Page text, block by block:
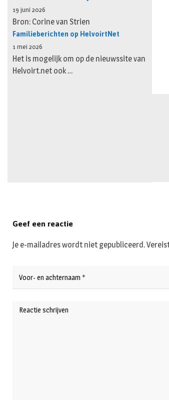
19 juni 2026
Bron: Corine van Strien
Familieberichten op HelvoirtNet
1 mei 2026
Het is mogelijk om op de nieuwssite van
Helvoirt.net ook …
Geef een reactie
Je e-mailadres wordt niet gepubliceerd.